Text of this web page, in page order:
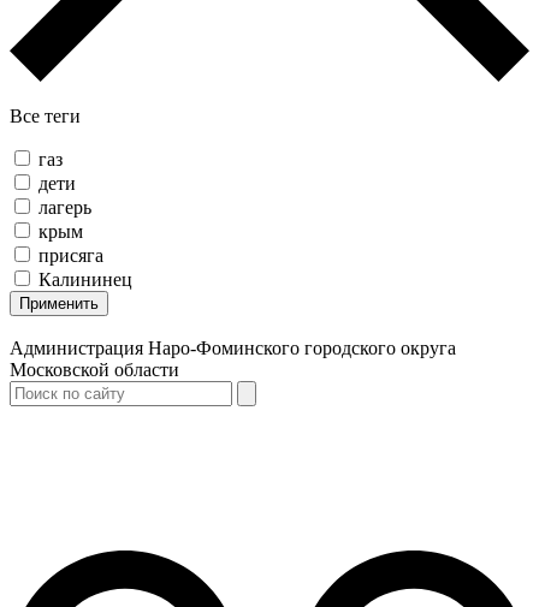
Все теги
газ
дети
лагерь
крым
присяга
Калининец
Применить
Администрация Наро-Фоминского городского округа
Московской области